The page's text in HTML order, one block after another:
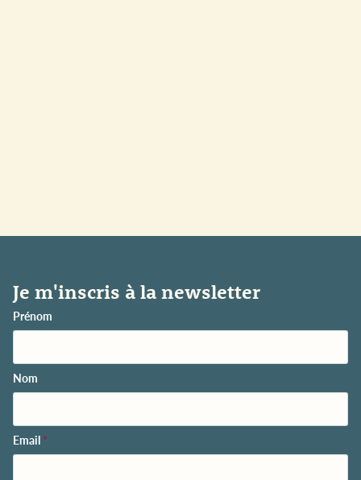
Je m'inscris à la newsletter
Prénom
Nom
Email *